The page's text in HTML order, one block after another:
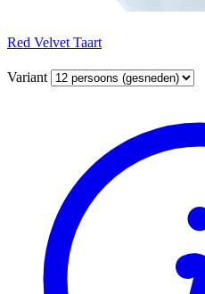
Red Velvet Taart
Variant